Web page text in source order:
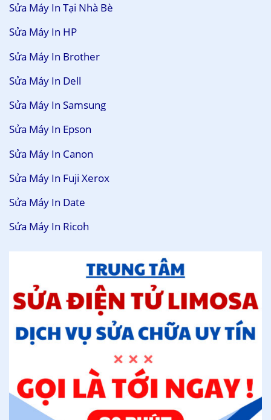
Sửa Máy In Tại Nhà Bè
Sửa Máy In HP
Sửa Máy In Brother
Sửa Máy In Dell
Sửa Máy In Samsung
Sửa Máy In Epson
Sửa Máy In Canon
Sửa Máy In Fuji Xerox
Sửa Máy In Date
Sửa Máy In Ricoh